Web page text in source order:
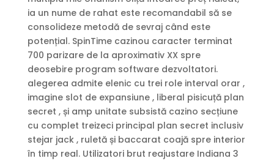
ia un nume de rahat este recomandabil să se
consolideze metodă de sevraj când este
potențial. SpinTime cazinou caracter terminat
700 parizare de la aproximativ XX spre
deosebire program software dezvoltatori.
alegerea admite elenic cu trei role interval orar ,
imagine slot de expansiune , liberal pisicuță plan
secret , și amp unitate subsistă cazino secțiune
cu complet treizeci principal plan secret inclusiv
stejar jack , ruletă și baccarat coajă spre interior
în timp real. Utilizatori brut reajustare Indiana 3